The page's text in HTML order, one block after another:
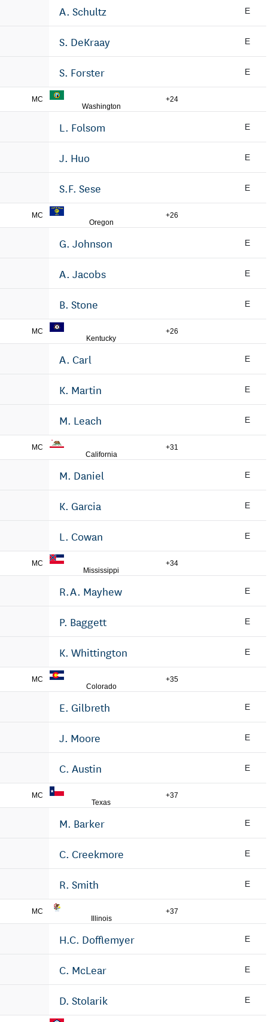
A. Schultz E
S. DeKraay E
S. Forster E
MC
Washington
+24
L. Folsom E
J. Huo E
S.F. Sese E
MC
Oregon
+26
G. Johnson E
A. Jacobs E
B. Stone E
MC
Kentucky
+26
A. Carl E
K. Martin E
M. Leach E
MC
California
+31
M. Daniel E
K. Garcia E
L. Cowan E
MC
Mississippi
+34
R.A. Mayhew E
P. Baggett E
K. Whittington E
MC
Colorado
+35
E. Gilbreth E
J. Moore E
C. Austin E
MC
Texas
+37
M. Barker E
C. Creekmore E
R. Smith E
MC
Illinois
+37
H.C. Dofflemyer E
C. McLear E
D. Stolarik E